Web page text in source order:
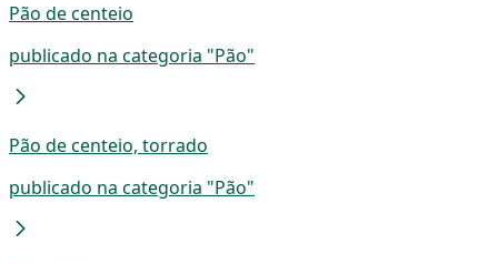
Pão de centeio
publicado na categoria "Pão"
Pão de centeio, torrado
publicado na categoria "Pão"